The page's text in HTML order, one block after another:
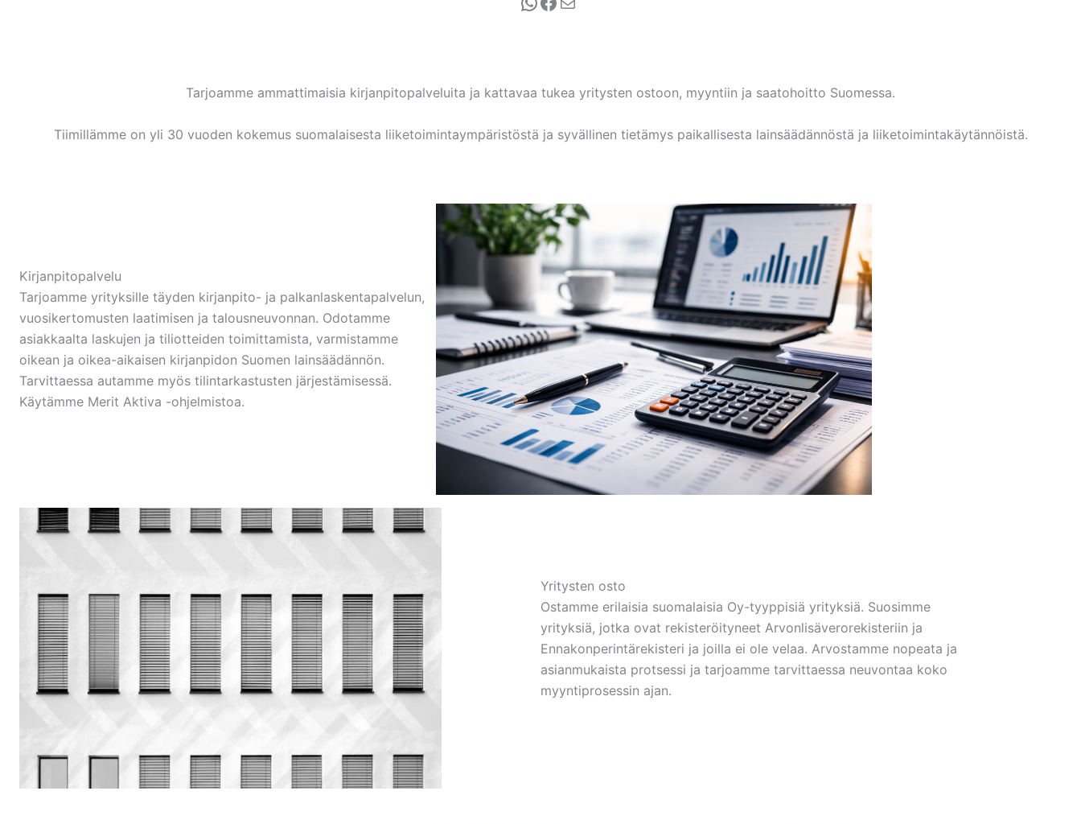
Tarjoamme ammattimaisia kirjanpitopalveluita ja kattavaa tukea yritysten ostoon, myyntiin ja saatohoitto Suomessa.
Tiimillämme on yli 30 vuoden kokemus suomalaisesta liiketoimintaympäristöstä ja syvällinen tietämys paikallisesta lainsäädännöstä ja liiketoimintakäytännöistä.
Kirjanpitopalvelu
Tarjoamme yrityksille täyden kirjanpito- ja palkanlaskentapalvelun,
vuosikertomusten laatimisen ja talousneuvonnan. Odotamme
asiakkaalta laskujen ja tiliotteiden toimittamista, varmistamme
oikean ja oikea-aikaisen kirjanpidon Suomen lainsäädännön.
Tarvittaessa autamme myös tilintarkastusten järjestämisessä.
Käytämme Merit Aktiva -ohjelmistoa.
Yritysten osto
Ostamme erilaisia suomalaisia Oy-tyyppisiä yrityksiä. Suosimme
yrityksiä, jotka ovat rekisteröityneet Arvonlisäverorekisteriin ja
Ennakonperintärekisteri ja joilla ei ole velaa. Arvostamme nopeata ja
asianmukaista protsessi ja tarjoamme tarvittaessa neuvontaa koko
myyntiprosessin ajan.